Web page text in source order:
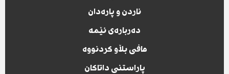
ناردن و پارەدان
دەربارەی ئێمە
مافی بڵاو کردنووە
پاراستنی داتاکان